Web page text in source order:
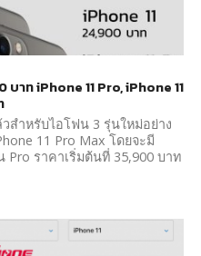
บาท iPhone 11 Pro, iPhone 11
สำหรับไอโฟน 3 รุ่นใหม่อย่าง
11 Pro Max โดยจะมี
Pro ราคาเริ่มต้นที่ 35,900 บาท